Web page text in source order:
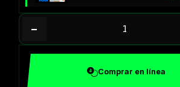
−
Comprar en línea